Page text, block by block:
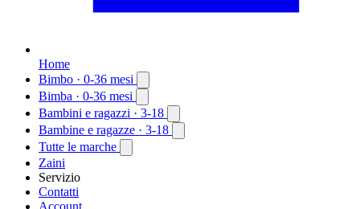
Home
Bimbo · 0-36 mesi
Bimba · 0-36 mesi
Bambini e ragazzi · 3-18
Bambine e ragazze · 3-18
Tutte le marche
Zaini
Servizio
Contatti
Account